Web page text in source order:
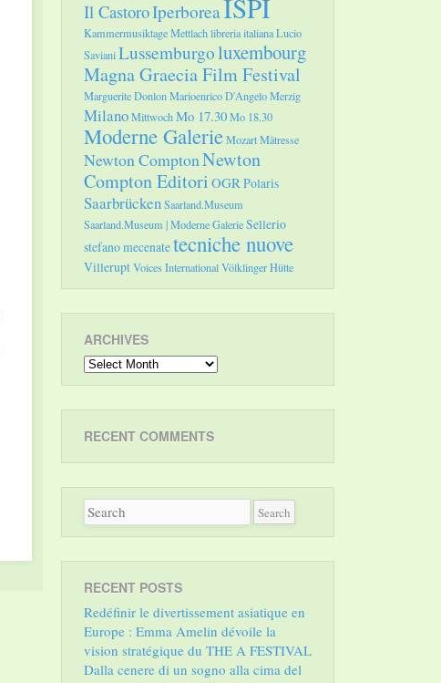
Il CastoroIperboreaISPI
Kammermusiktage Mettlachlibreria italianaLucio
SavianiLussemburgoluxembourg
Magna Graecia Film Festival
Marguerite DonlonMarioenrico D'AngeloMerzig
MilanoMittwochMo 17.30Mo 18.30
Moderne GalerieMozartMätresse
Newton ComptonNewton
Compton Editori OGRPolaris
SaarbrückenSaarland.Museum
Saarland.Museum | Moderne GalerieSellerio
stefano mecenatetecniche nuove
VilleruptVoices InternationalVölklinger Hütte
ARCHIVES
Archives
RECENT COMMENTS
RECENT POSTS
Redéfinir le divertissement asiatique en
Europe : Emma Amelin dévoile la
vision stratégique du THE A FESTIVAL
Dalla cenere di un sogno alla cima del